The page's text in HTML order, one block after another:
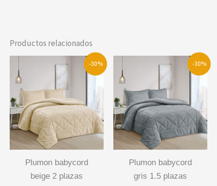
Productos relacionados
-30%
plumon babycord
beige 2 plazas
-30%
plumon babycord
gris 1.5 plazas